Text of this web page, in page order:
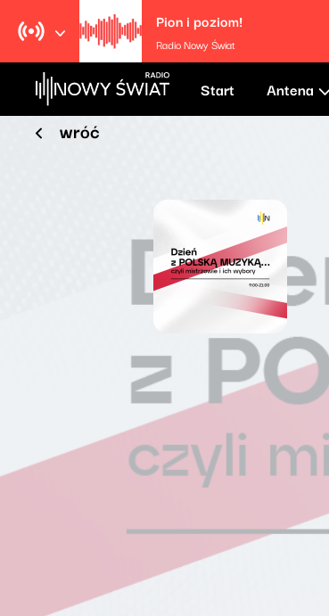
Pion i poziom!
Radio Nowy Świat
Start Antena
wróć